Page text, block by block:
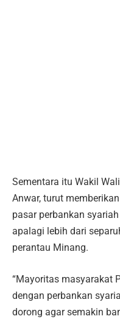
Sementara itu Wakil
Anwar, turut
pasar perbankan
apalagi lebih dari
perantau Minang.
“Mayoritas masyarakat
dengan perbankan
dorong agar semakin